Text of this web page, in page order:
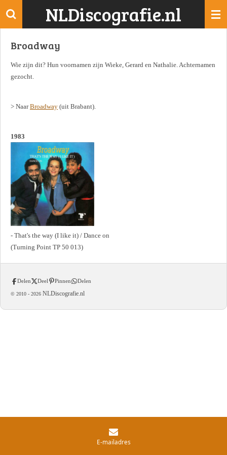
Ga
de
NLDiscografie.nl
Broadway
Wie zijn dit? Hun voornamen zijn Wieke, Gerard en Nathalie. Achternamen
gezocht.
> NaarBroadway (uit Brabant).
1983
- That's the way (I like it) / Dance on
(Turning Point TP 50 013)
Delen Deel Pinnen Delen
© 2010 - 2026 NLDiscografie.nl
E-mailadres